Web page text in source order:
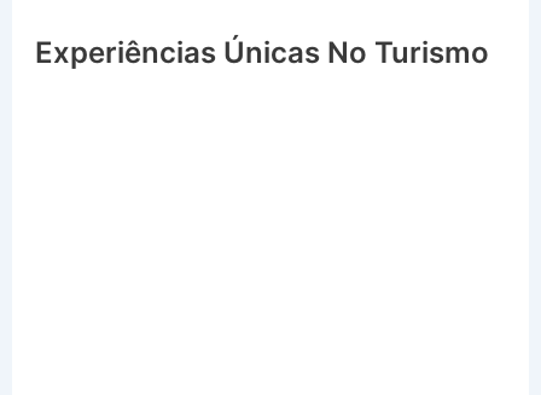
Experiências Únicas No Turismo